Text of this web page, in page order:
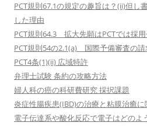
PCT規則67.1の規定の趣旨は？(ii)但し
した理由
PCT規則64.3 拡大先願はPCTでは採
PCT規則54の2.1(a) 国際予備審査の
PCT4条(1)(ii) 広域特許
弁理士試験 条約の攻略方法
婦人科の癌の科研費研究 採択課題
炎症性腸疾患(IBD)の治療と粘膜治癒
電子伝達系や酸化反応で電子はどのよ